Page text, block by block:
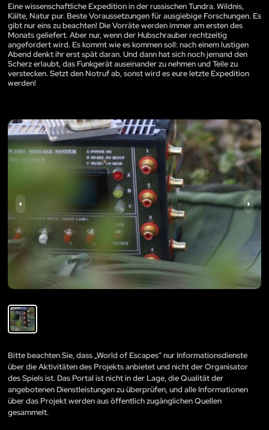
Eine wissenschaftliche Expedition in der russischen Tundra. Wildnis,
Kälte, Natur pur. Beste Voraussetzungen für ausgiebige Forschungen. Es
gibt nur eins zu beachten! Die Vorräte werden immer am ersten des
Monats geliefert. Aber nur, wenn der Hubschrauber rechtzeitig
angefordert wird. Es kommt wie es kommen soll: nach einem lustigen
Abend denkt ihr erst spät daran. Und dann hat sich noch jemand den
Scherz erlaubt, das Funkgerät auseinander zu nehmen und Teile zu
verstecken. Setzt den Notruf ab, sonst wird es eure letzte Expedition
werden!
Bitte beachten Sie, dass „World of Escapes“ nur Informationsdienste
über die Aktivitäten des Projekts anbietet und nicht der Organisator
des Spiels ist. Das Portal ist nicht in der Lage, die Qualität der
angebotenen Dienstleistungen zu überprüfen, und alle Informationen
über das Projekt werden aus öffentlich zugänglichen Quellen
gesammelt.